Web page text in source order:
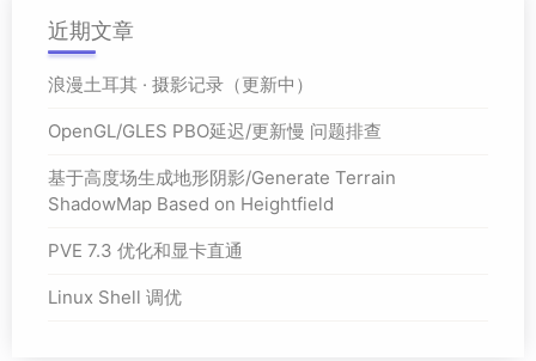
近期文章
浪漫土耳其 · 摄影记录（更新中）
OpenGL/GLES PBO延迟/更新慢 问题排查
基于高度场生成地形阴影/Generate Terrain
ShadowMap Based on Heightfield
PVE 7.3 优化和显卡直通
Linux Shell 调优